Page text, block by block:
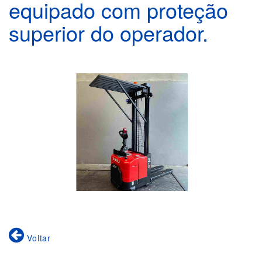
equipado com proteção
superior do operador.
Voltar